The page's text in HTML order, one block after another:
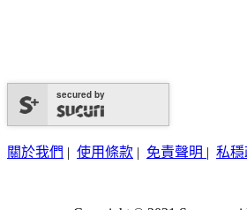
secured by
關於我們 | 使用條款 | 免責聲明 | 私穩